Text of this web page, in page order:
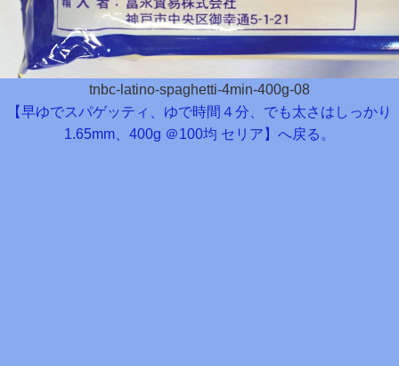
tnbc-latino-spaghetti-4min-400g-08
【早ゆでスパゲッティ、ゆで時間４分、でも太さはしっかり
1.65mm、400g ＠100均 セリア】へ戻る。